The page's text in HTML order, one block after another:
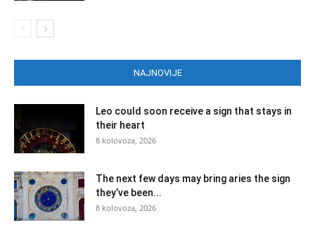
NAJNOVIJE
Leo could soon receive a sign that stays in
their heart
8 kolovoza, 2026
The next few days may bring aries the sign
they’ve been...
8 kolovoza, 2026